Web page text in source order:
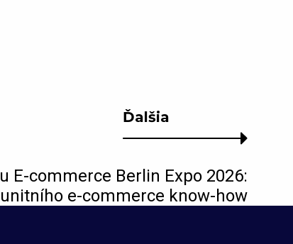
Ďalšia
E-commerce Berlin Expo 2026:
e-commerce know-how